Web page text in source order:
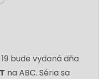
bude vydaná dňa
na ABC. Séria sa